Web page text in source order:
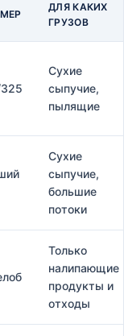
ДЛЯ КАКИХ
ГРУЗОВ
Сухие
сыпучие,
пылящие
Сухие
сыпучие,
большие
потоки
Только
налипающие
продукты и
отходы